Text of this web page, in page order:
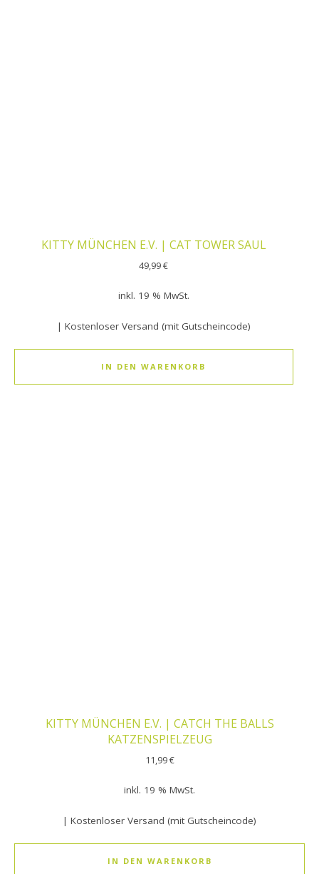
KITTY MÜNCHEN E.V. | CAT TOWER SAUL
49,99€
inkl. 19 % MwSt.
| Kostenloser Versand (mit Gutscheincode)
IN DEN WARENKORB
KITTY MÜNCHEN E.V. | CATCH THE BALLS
KATZENSPIELZEUG
11,99€
inkl. 19 % MwSt.
| Kostenloser Versand (mit Gutscheincode)
IN DEN WARENKORB